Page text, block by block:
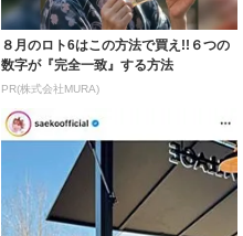
８月のロト6はこの方法で買え!!６つの
数字が『完全一致』する方法
PR(株式会社MURA)